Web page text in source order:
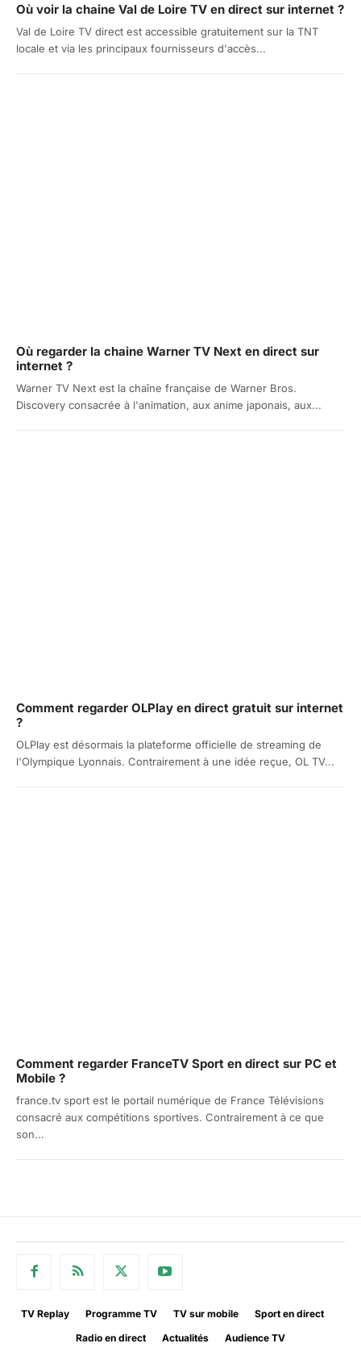
Où voir la chaine Val de Loire TV en direct sur internet ?
Val de Loire TV direct est accessible gratuitement sur la TNT
locale et via les principaux fournisseurs d'accès...
Où regarder la chaine Warner TV Next en direct sur
internet ?
Warner TV Next est la chaîne française de Warner Bros.
Discovery consacrée à l'animation, aux anime japonais, aux...
Comment regarder OLPlay en direct gratuit sur internet
?
OLPlay est désormais la plateforme officielle de streaming de
l'Olympique Lyonnais. Contrairement à une idée reçue, OL TV...
Comment regarder FranceTV Sport en direct sur PC et
Mobile ?
france.tv sport est le portail numérique de France Télévisions
consacré aux compétitions sportives. Contrairement à ce que
son...
TV Replay Programme TV TV sur mobile
Sport en direct
Radio en direct
Actualités Audience TV